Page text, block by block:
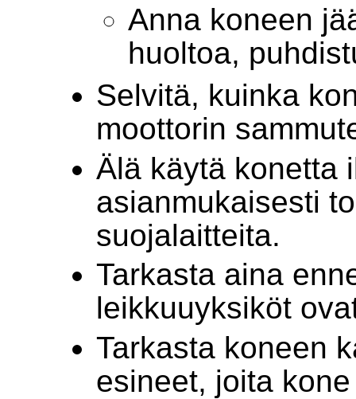
Anna koneen
huoltoa,
Selvitä, kuinka
moottorin
Älä käytä konetta
asianmukaisesti
suojalaitteita.
Tarkasta aina
leikkuuyksiköt
Tarkasta koneen
esineet, joita